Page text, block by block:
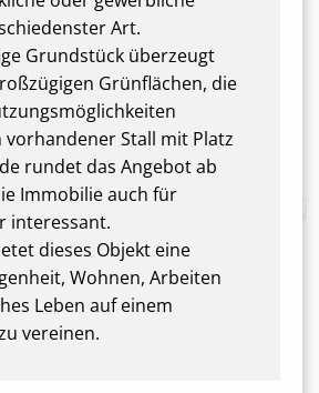
Art.
Grundstück überzeugt
Grünflächen, die
vorhandener Stall mit Platz
rundet das Angebot ab
Immobilie auch für
interessant.
dieses Objekt eine
Wohnen, Arbeiten
Leben auf einem
vereinen.